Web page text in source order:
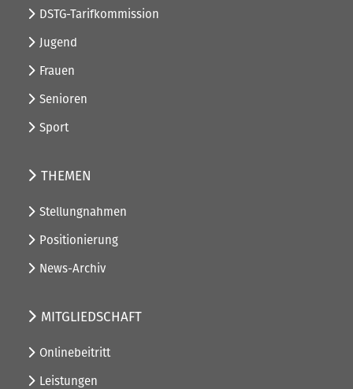
DSTG-Tarifkommission
Jugend
Frauen
Senioren
Sport
THEMEN
Stellungnahmen
Positionierung
News-Archiv
MITGLIEDSCHAFT
Onlinebeitritt
Leistungen